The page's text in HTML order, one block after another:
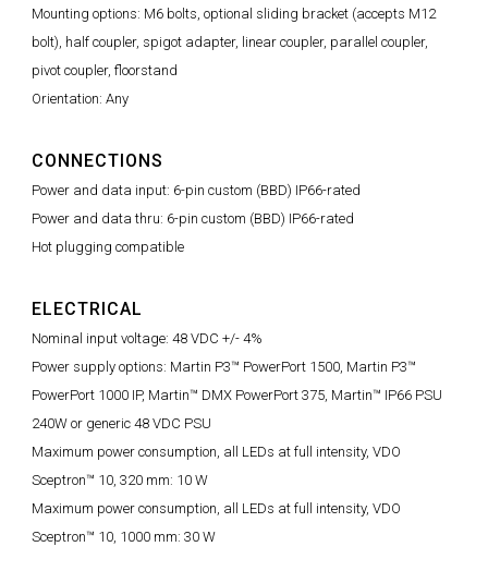
Mounting options: M6 bolts, optional sliding bracket (accepts M12
bolt), half coupler, spigot adapter, linear coupler, parallel coupler,
pivot coupler, floorstand
Orientation: Any
CONNECTIONS
Power and data input: 6-pin custom (BBD) IP66-rated
Power and data thru: 6-pin custom (BBD) IP66-rated
Hot plugging compatible
ELECTRICAL
Nominal input voltage: 48 VDC +/- 4%
Power supply options: Martin P3™ PowerPort 1500, Martin P3™
PowerPort 1000 IP, Martin™ DMX PowerPort 375, Martin™ IP66 PSU
240W or generic 48 VDC PSU
Maximum power consumption, all LEDs at full intensity, VDO
Sceptron™ 10, 320 mm: 10 W
Maximum power consumption, all LEDs at full intensity, VDO
Sceptron™ 10, 1000 mm: 30 W